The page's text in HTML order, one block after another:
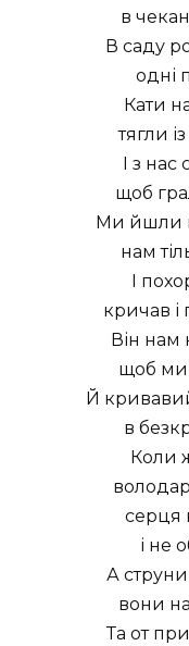
в
В саду
одні
Кати
тягли
І з
щоб
Ми йшли
нам
І
кричав
Він нам
щоб ми
Й
в
Коли
серця
і не
А
вони
Та от